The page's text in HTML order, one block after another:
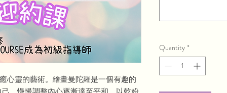
心靈的藝術。繪畫曼陀羅是一個有趣的
Quantity *